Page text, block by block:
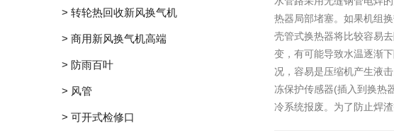
热器局部堵塞。如果机组
壳管式换热器将比较容易
变，有可能导致水温逐渐
况，容易是压缩机产生液
冻保护传感器(插入到换热
冷系统报废。为了防止焊
> 转轮热回收新风换气机
> 商用新风换气机高端
> 防雨百叶
> 风管
> 可开式检修口